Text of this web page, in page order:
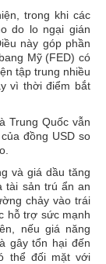
trong khi các
do lo ngại gián
này góp phần
Mỹ (FED) có
tập trung nhiều
vì thời điểm bắt
Trung Quốc vẫn
đồng USD so
và giá dầu tăng
tài sản trú ẩn an
chảy vào trái
hỗ trợ sức mạnh
nếu giá năng
gây tổn hại đến
thể đối mặt với